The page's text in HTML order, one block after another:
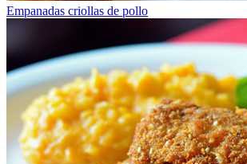
Empanadas criollas de pollo